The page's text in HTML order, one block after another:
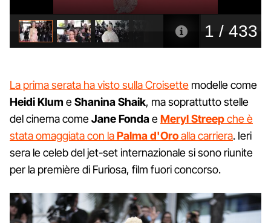
La prima serata ha visto sulla Croisette modelle come
HeidiKlum eShaninaShaik, ma soprattutto stelle
del cinema comeJane FondaeMeryl Streepche è
stata omaggiata con laPalma d'Oroalla carriera. Ieri
sera le celeb del jet-set internazionale si sono riunite
per la première di Furiosa, film fuori concorso.